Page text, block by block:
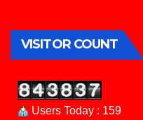
VISITOR COUNT
Users Today : 159